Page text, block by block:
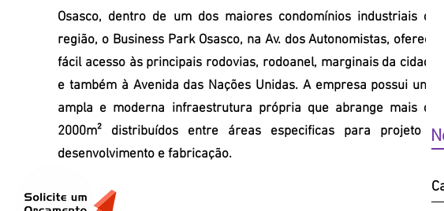
Osasco, dentro de um dos maiores condomínios industriais da
região, o Business Park Osasco, na Av. dos Autonomistas, oferece
fácil acesso às principais rodovias, rodoanel, marginais da cidade
e também à Avenida das Nações Unidas. A empresa possui uma
ampla e moderna infraestrutura própria que abrange mais de
2000m² distribuídos entre áreas especificas para projeto e
desenvolvimento e fabricação.